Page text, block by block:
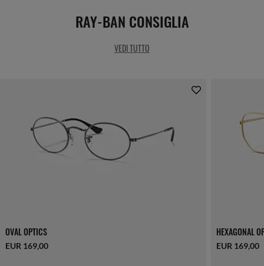
RAY-BAN CONSIGLIA
VEDI TUTTO
OVAL OPTICS
EUR 169,00
HEXAGONAL
EUR 169,00